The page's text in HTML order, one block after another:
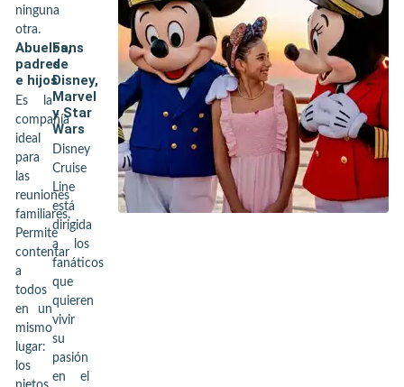
ninguna
otra.
Abuelos,
padres
e hijos
Es la
compañía
ideal
para
las
reuniones
familiares.
Permite
contentar
a
todos
en un
mismo
lugar:
los
Fans
de
Disney,
Marvel
y Star
Wars
Disney
Cruise
Line
está
dirigida
a los
fanáticos
que
quieren
vivir
su
pasión
en el